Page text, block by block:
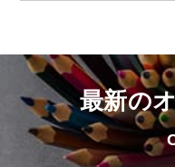
最新の